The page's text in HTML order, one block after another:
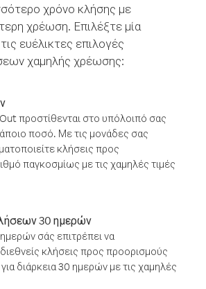
χρόνο κλήσης με
χρέωση. Επιλέξτε μία
ευέλικτες επιλογές
χαμηλής χρέωσης:
προστίθενται στο υπόλοιπό σας
ποσό. Με τις μονάδες σας
κλήσεις προς
παγκοσμίως με τις χαμηλές τιμές
30 ημερών
σάς επιτρέπει να
κλήσεις προς προορισμούς
διάρκεια 30 ημερών με τις χαμηλές